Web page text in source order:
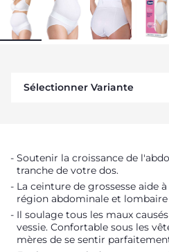
Sélectionner Variante
Soutenir la croissance de
tranche de votre dos.
La ceinture de grossesse aide
région abdominale et lombaire
Il soulage tous les maux
vessie. Confortable sous les
mères de se sentir